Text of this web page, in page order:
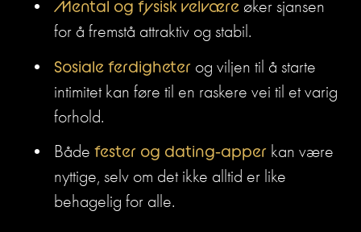
Mental og fysisk velvære øker sjansen
for å fremstå attraktiv og stabil.
Sosiale ferdigheter og viljen til å starte
intimitet kan føre til en raskere vei til et varig
forhold.
Både fester og dating-apper kan være
nyttige, selv om det ikke alltid er like
behagelig for alle.